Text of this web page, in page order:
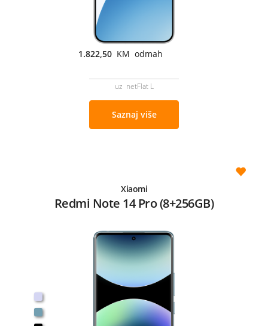
1.822,50 KM odmah
uz netFlat L
Saznaj više
Xiaomi
Redmi Note 14 Pro (8+256GB)